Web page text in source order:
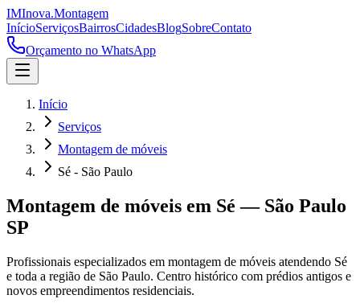
IMInova.Montagem
InícioServiçosBairrosCidadesBlogSobreContato
Orçamento no WhatsApp
Início
Serviços
Montagem de móveis
Sé - São Paulo
Montagem de móveis em Sé — São Paulo
SP
Profissionais especializados em montagem de móveis atendendo Sé
e toda a região de São Paulo. Centro histórico com prédios antigos e
novos empreendimentos residenciais.